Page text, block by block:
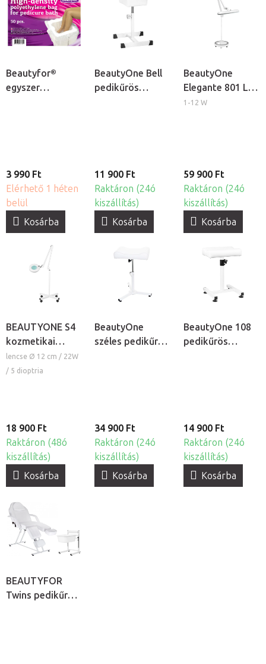
Beautyfor®
egyszer
3 990 Ft
Elérhető 1 héten
belül
Kosárba
BeautyOne Bell
pedikűrös
11 900 Ft
Raktáron (24ó
kiszállítás)
Kosárba
BeautyOne
Elegante 801 LED
kozmetikai
1-12 W
59 900 Ft
Raktáron (24ó
kiszállítás)
Kosárba
BEAUTYONE S4
kozmetikai
lámpa nagyítóval
és állvánnyal
lencse Ø 12 cm / 22W
/ 5 dioptria
18 900 Ft
Raktáron (48ó
kiszállítás)
Kosárba
BeautyOne
széles pedikűrös
34 900 Ft
Raktáron (24ó
kiszállítás)
Kosárba
BeautyOne 108
pedikűrös
14 900 Ft
Raktáron (24ó
kiszállítás)
Kosárba
BEAUTYFOR
Twins pedikűrös